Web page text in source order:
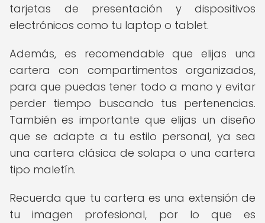
tarjetas de presentación y dispositivos
electrónicos como tu laptop o tablet.
Además, es recomendable que elijas una
cartera con compartimentos organizados,
para que puedas tener todo a mano y evitar
perder tiempo buscando tus pertenencias.
También es importante que elijas un diseño
que se adapte a tu estilo personal, ya sea
una cartera clásica de solapa o una cartera
tipo maletín.
Recuerda que tu cartera es una extensión de
tu imagen profesional, por lo que es